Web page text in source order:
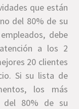
que están
del 80% de su
debe
a los 2
20 clientes
Si su lista de
los más
del 80% de su